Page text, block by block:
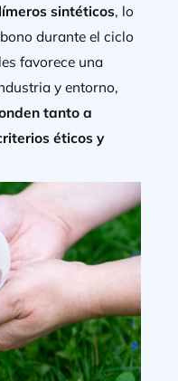
sintéticos, lo
durante el ciclo
favorece una
y entorno,
tanto a
éticos y